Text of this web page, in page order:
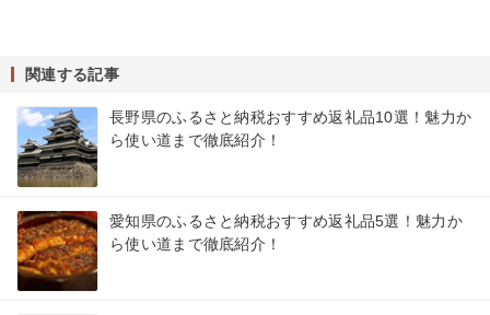
関連する記事
長野県のふるさと納税おすすめ返礼品10選！魅力か
ら使い道まで徹底紹介！
愛知県のふるさと納税おすすめ返礼品5選！魅力か
ら使い道まで徹底紹介！